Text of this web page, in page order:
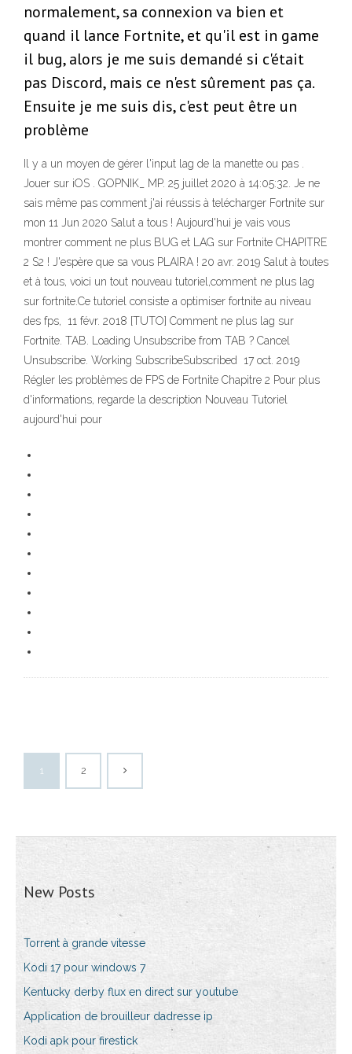
normalement, sa connexion va bien et
quand il lance Fortnite, et qu'il est in game
il bug, alors je me suis demandé si c'était
pas Discord, mais ce n'est sûrement pas ça.
Ensuite je me suis dis, c'est peut être un
problème
Il y a un moyen de gérer l'input lag de la manette ou pas .
Jouer sur iOS . GOPNIK_ MP. 25 juillet 2020 à 14:05:32. Je ne
sais même pas comment j'ai réussis à telécharger Fortnite sur
mon 11 Jun 2020 Salut a tous ! Aujourd'hui je vais vous
montrer comment ne plus BUG et LAG sur Fortnite CHAPITRE
2 S2 ! J'espère que sa vous PLAIRA ! 20 avr. 2019 Salut à toutes
et à tous, voici un tout nouveau tutoriel,comment ne plus lag
sur fortnite.Ce tutoriel consiste a optimiser fortnite au niveau
des fps, 11 févr. 2018 [TUTO] Comment ne plus lag sur
Fortnite. TAB. Loading Unsubscribe from TAB ? Cancel
Unsubscribe. Working SubscribeSubscribed 17 oct. 2019
Régler les problèmes de FPS de Fortnite Chapitre 2 Pour plus
d'informations, regarde la description Nouveau Tutoriel
aujourd'hui pour
1 2
New Posts
Torrent à grande vitesse
Kodi 17 pour windows 7
Kentucky derby flux en direct sur youtube
Application de brouilleur dadresse ip
Kodi apk pour firestick